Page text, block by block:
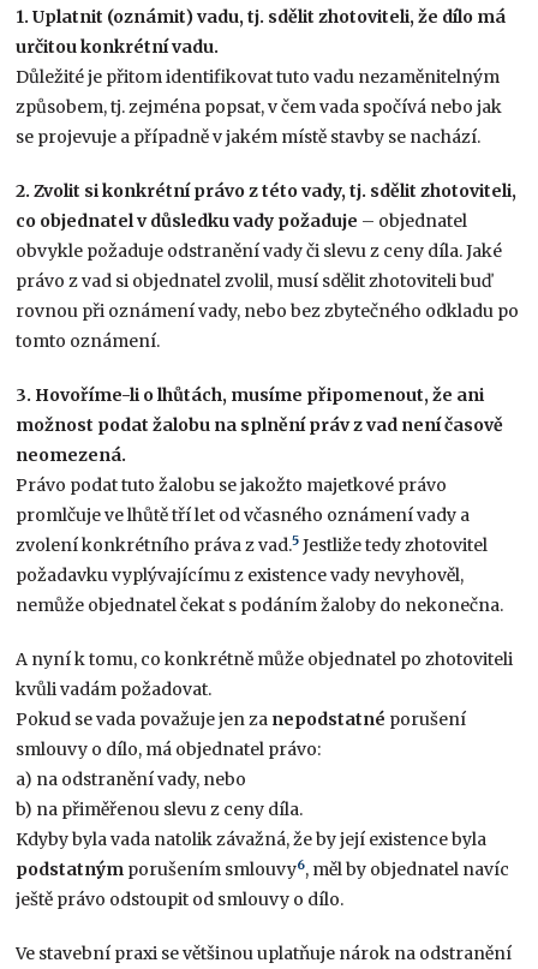
1. Uplatnit (oznámit) vadu, tj. sdělit zhotoviteli, že dílo má
určitou konkrétní vadu.
Důležité je přitom identifikovat tuto vadu nezaměnitelným
způsobem, tj. zejména popsat, v čem vada spočívá nebo jak
se projevuje a případně v jakém místě stavby se nachází.
2. Zvolit si konkrétní právo z této vady, tj. sdělit zhotoviteli,
co objednatel v důsledku vady požaduje – objednatel
obvykle požaduje odstranění vady či slevu z ceny díla. Jaké
právo z vad si objednatel zvolil, musí sdělit zhotoviteli buď
rovnou při oznámení vady, nebo bez zbytečného odkladu po
tomto oznámení.
3. Hovoříme-li o lhůtách, musíme připomenout, že ani
možnost podat žalobu na splnění práv z vad není časově
neomezená.
Právo podat tuto žalobu se jakožto majetkové právo
promlčuje ve lhůtě tří let od včasného oznámení vady a
zvolení konkrétního práva z vad.5 Jestliže tedy zhotovitel
požadavku vyplývajícímu z existence vady nevyhověl,
nemůže objednatel čekat s podáním žaloby do nekonečna.
A nyní k tomu, co konkrétně může objednatel po zhotoviteli
kvůli vadám požadovat.
Pokud se vada považuje jen za nepodstatné porušení
smlouvy o dílo, má objednatel právo:
a) na odstranění vady, nebo
b) na přiměřenou slevu z ceny díla.
Kdyby byla vada natolik závažná, že by její existence byla
podstatným porušením smlouvy6, měl by objednatel navíc
ještě právo odstoupit od smlouvy o dílo.
Ve stavební praxi se většinou uplatňuje nárok na odstranění